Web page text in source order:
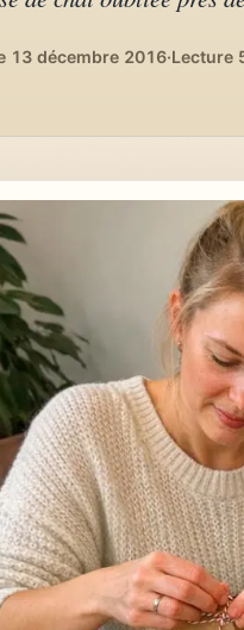
13 décembre 2016·Lecture